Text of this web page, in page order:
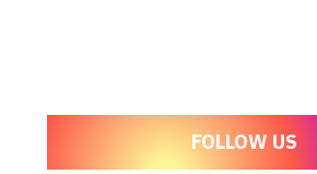
FOLLOW US